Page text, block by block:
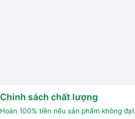
Chính sách chất lượng
Hoàn 100% tiền nếu sản phẩm không đạt